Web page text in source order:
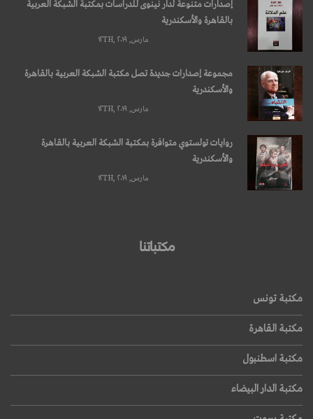
إصدارات متنوعة لدار نينوى للدراسات بمكتبة الشبكة العربية
بالقاهرة والأسكندرية
مارس, ۱۲TH, ۲۰۱۹
مجموعة إصدارات جديدة تصل مكتبة الشبكة العربية بالقاهرة
والأسكندرية
مارس, ۱۲TH, ۲۰۱۹
روايات تولستوي متوافرة بمكتبة الشبكة العربية بالقاهرة
والأسكندرية
مارس, ۱۲TH, ۲۰۱۹
مكتباتنا
مكتبة تونس
مكتبة القاهرة
مكتبة اسطنبول
مكتبة الدار البيضاء